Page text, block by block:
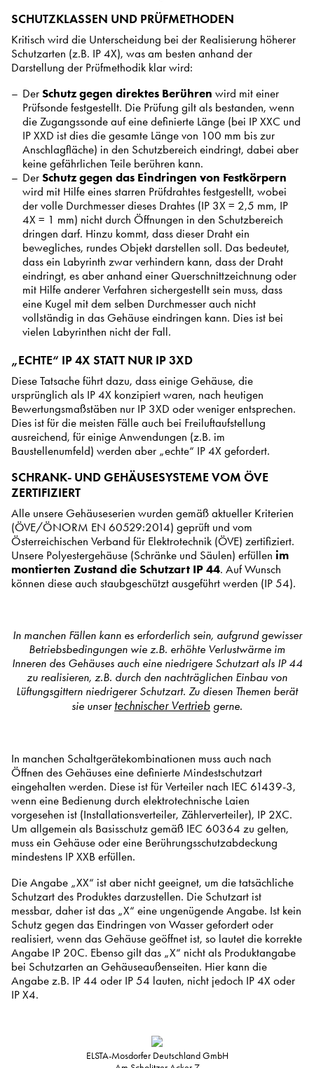
SCHUTZKLASSEN UND PRÜFMETHODEN
Kritisch wird die Unterscheidung bei der Realisierung höherer
Schutzarten (z.B. IP 4X), was am besten anhand der
Darstellung der Prüfmethodik klar wird:
Der Schutz gegen direktes Berühren wird mit einer
Prüfsonde festgestellt. Die Prüfung gilt als bestanden, wenn
die Zugangssonde auf eine definierte Länge (bei IP XXC und
IP XXD ist dies die gesamte Länge von 100 mm bis zur
Anschlagfläche) in den Schutzbereich eindringt, dabei aber
keine gefährlichen Teile berühren kann.
Der Schutz gegen das Eindringen von Festkörpern
wird mit Hilfe eines starren Prüfdrahtes festgestellt, wobei
der volle Durchmesser dieses Drahtes (IP 3X = 2,5 mm, IP
4X = 1 mm) nicht durch Öffnungen in den Schutzbereich
dringen darf. Hinzu kommt, dass dieser Draht ein
bewegliches, rundes Objekt darstellen soll. Das bedeutet,
dass ein Labyrinth zwar verhindern kann, dass der Draht
eindringt, es aber anhand einer Querschnittzeichnung oder
mit Hilfe anderer Verfahren sichergestellt sein muss, dass
eine Kugel mit dem selben Durchmesser auch nicht
vollständig in das Gehäuse eindringen kann. Dies ist bei
vielen Labyrinthen nicht der Fall.
„ECHTE“ IP 4X STATT NUR IP 3XD
Diese Tatsache führt dazu, dass einige Gehäuse, die
ursprünglich als IP 4X konzipiert waren, nach heutigen
Bewertungsmaßstäben nur IP 3XD oder weniger entsprechen.
Dies ist für die meisten Fälle auch bei Freiluftaufstellung
ausreichend, für einige Anwendungen (z.B. im
Baustellenumfeld) werden aber „echte“ IP 4X gefordert.
SCHRANK- UND GEHÄUSESYSTEME VOM ÖVE
ZERTIFIZIERT
Alle unsere Gehäuseserien wurden gemäß aktueller Kriterien
(ÖVE/ÖNORM EN 60529:2014) geprüft und vom
Österreichischen Verband für Elektrotechnik (ÖVE) zertifiziert.
Unsere Polyestergehäuse (Schränke und Säulen) erfüllen im
montierten Zustand die Schutzart IP 44. Auf Wunsch
können diese auch staubgeschützt ausgeführt werden (IP 54).
In manchen Fällen kann es erforderlich sein, aufgrund gewisser
Betriebsbedingungen wie z.B. erhöhte Verlustwärme im
Inneren des Gehäuses auch eine niedrigere Schutzart als IP 44
zu realisieren, z.B. durch den nachträglichen Einbau von
Lüftungsgittern niedrigerer Schutzart. Zu diesen Themen berät
sie unser technischer Vertrieb gerne.
In manchen Schaltgerätekombinationen muss auch nach
Öffnen des Gehäuses eine definierte Mindestschutzart
eingehalten werden. Diese ist für Verteiler nach IEC 61439-3,
wenn eine Bedienung durch elektrotechnische Laien
vorgesehen ist (Installationsverteiler, Zählerverteiler), IP 2XC.
Um allgemein als Basisschutz gemäß IEC 60364 zu gelten,
muss ein Gehäuse oder eine Berührungsschutzabdeckung
mindestens IP XXB erfüllen.
Die Angabe „XX“ ist aber nicht geeignet, um die tatsächliche
Schutzart des Produktes darzustellen. Die Schutzart ist
messbar, daher ist das „X“ eine ungenügende Angabe. Ist kein
Schutz gegen das Eindringen von Wasser gefordert oder
realisiert, wenn das Gehäuse geöffnet ist, so lautet die korrekte
Angabe IP 20C. Ebenso gilt das „X“ nicht als Produktangabe
bei Schutzarten an Gehäuseaußenseiten. Hier kann die
Angabe z.B. IP 44 oder IP 54 lauten, nicht jedoch IP 4X oder
IP X4.
ELSTA-Mosdorfer Deutschland GmbH